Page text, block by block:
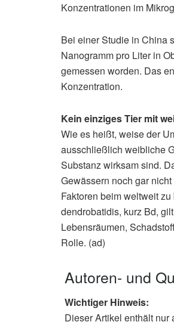
Konzentrationen im
Bei einer Studie in China
Nanogramm pro Liter in
gemessen worden. Das
Konzentration.
Kein einziges Tier mit
Wie es heißt, weise der
ausschließlich weibliche
Substanz wirksam sind.
Gewässern noch gar
Faktoren beim weltweit
dendrobatidis, kurz Bd,
Lebensräumen,
Rolle. (ad)
Autoren- und
Wichtiger Hinweis:
Dieser Artikel enthält